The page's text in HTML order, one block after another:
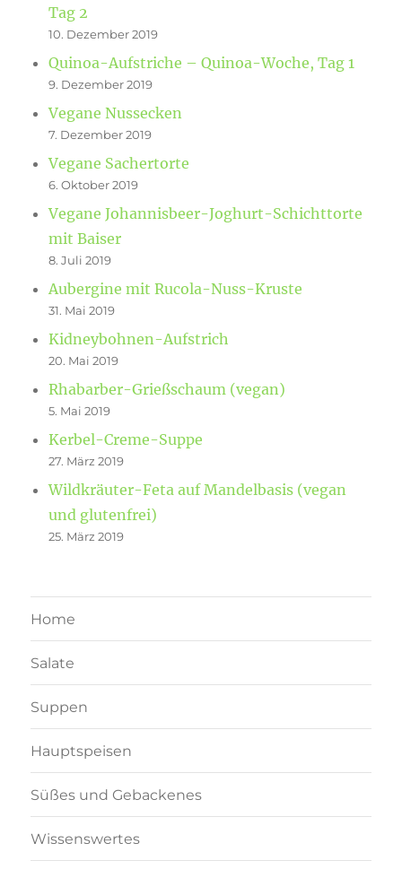
Tag 2
10. Dezember 2019
Quinoa-Aufstriche – Quinoa-Woche, Tag 1
9. Dezember 2019
Vegane Nussecken
7. Dezember 2019
Vegane Sachertorte
6. Oktober 2019
Vegane Johannisbeer-Joghurt-Schichttorte
mit Baiser
8. Juli 2019
Aubergine mit Rucola-Nuss-Kruste
31. Mai 2019
Kidneybohnen-Aufstrich
20. Mai 2019
Rhabarber-Grießschaum (vegan)
5. Mai 2019
Kerbel-Creme-Suppe
27. März 2019
Wildkräuter-Feta auf Mandelbasis (vegan
und glutenfrei)
25. März 2019
Home
Salate
Suppen
Hauptspeisen
Süßes und Gebackenes
Wissenswertes